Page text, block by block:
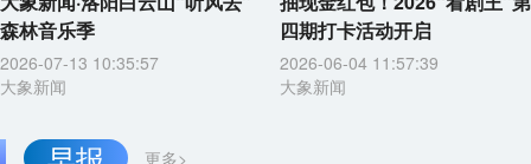
森林音乐季
2026-07-13 10:35:57
大象新闻
四期打卡活动开启
2026-06-04 11:57:39
大象新闻
更多>